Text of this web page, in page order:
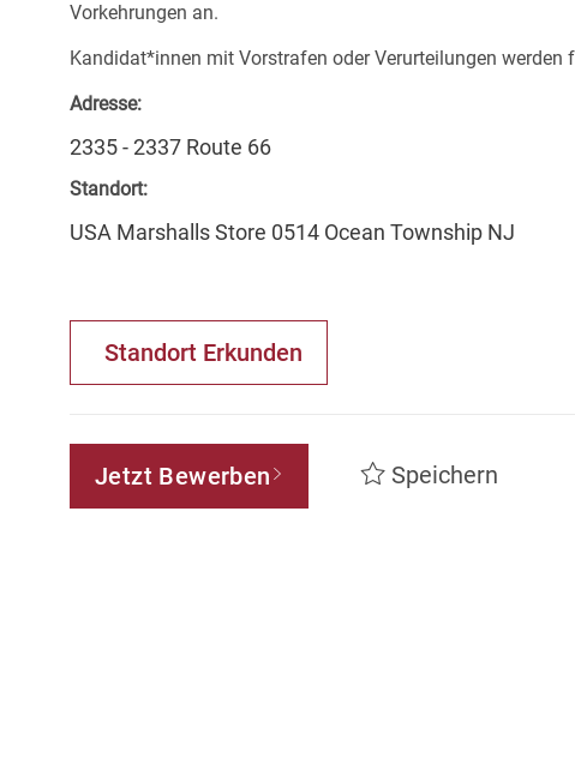
Vorkehrungen an.
Kandidat*innen mit Vorstrafen oder Verurteilungen werden
Adresse:
2335 - 2337 Route 66
Standort:
USA Marshalls Store 0514 Ocean Township NJ
Standort Erkunden
Jetzt Bewerben Speichern